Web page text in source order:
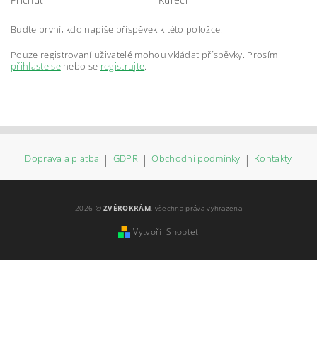
Buďte první, kdo napíše příspěvek k této položce.
Pouze registrovaní uživatelé mohou vkládat příspěvky. Prosím
přihlaste senebo se registrujte.
Doprava a platba | GDPR | Obchodní podmínky | Kontakty
2026 ©ZVĚROKRÁM, všechna práva vyhrazena
Vytvořil Shoptet